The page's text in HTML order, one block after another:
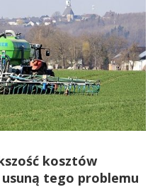
kosztów
tego problemu